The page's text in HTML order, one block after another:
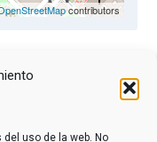
uso de la web. No
contributors
sobre los
Las personas
Social «Villa